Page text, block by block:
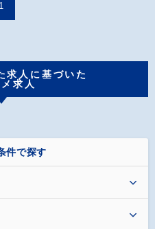
1
求人に基づいた
求人
件で探す